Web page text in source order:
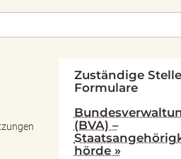
Zuständige
Formulare
(BVA) –
hörde »